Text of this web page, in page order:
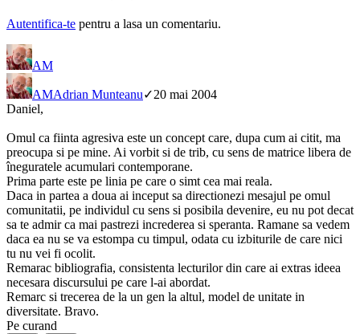
Autentifica-te pentru a lasa un comentariu.
AM
AMAdrian Munteanu✓20 mai 2004
Daniel,
Omul ca fiinta agresiva este un concept care, dupa cum ai citit, ma
preocupa si pe mine. Ai vorbit si de trib, cu sens de matrice libera de
îneguratele acumulari contemporane.
Prima parte este pe linia pe care o simt cea mai reala.
Daca in partea a doua ai inceput sa directionezi mesajul pe omul
comunitatii, pe individul cu sens si posibila devenire, eu nu pot decat
sa te admir ca mai pastrezi increderea si speranta. Ramane sa vedem
daca ea nu se va estompa cu timpul, odata cu izbiturile de care nici
tu nu vei fi ocolit.
Remarac bibliografia, consistenta lecturilor din care ai extras ideea
necesara discursului pe care l-ai abordat.
Remarc si trecerea de la un gen la altul, model de unitate in
diversitate. Bravo.
Pe curand